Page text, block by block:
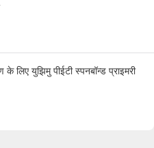
के लिए युझिमु पीईटी स्पनबॉन्ड प्राइमरी